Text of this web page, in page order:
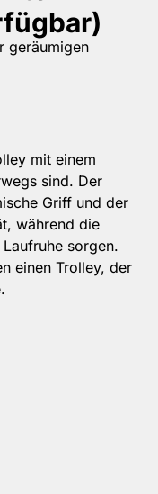
geräumigen
mit einem
sind. Der
Griff und der
während die
sorgen.
einen Trolley, der